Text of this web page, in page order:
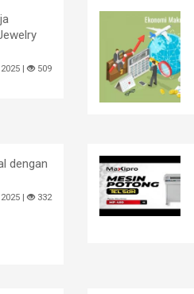
| 509
dengan
| 332